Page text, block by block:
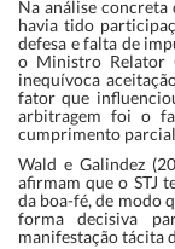
Na análise concreta
havia tido
defesa e falta de
o Ministro Relator
inequívoca
fator que
arbitragem foi o
cumprimento
Wald e Galindez
afirmam que o STJ
da boa-fé, de modo
forma decisiva
manifestação tácita